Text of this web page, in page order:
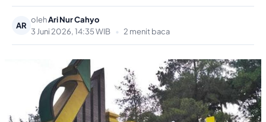
AR
olehAri Nur Cahyo
3 Juni 2026, 14:35 WIB
• 2 menit baca